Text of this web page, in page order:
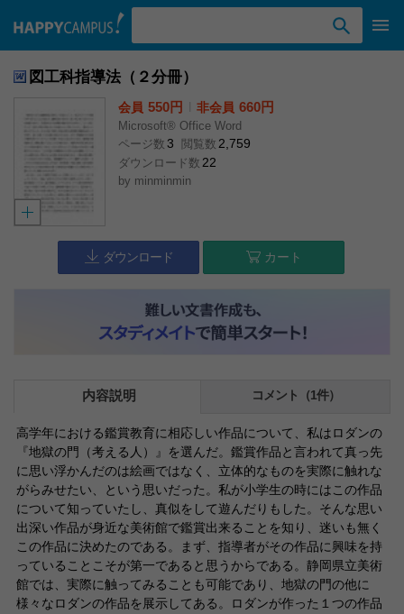
図工科指導法（２分冊）
会員 550円 非会員 660円
Microsoft® Office Word
ページ数 3 閲覧数 2,759
ダウンロード数 22
by minminmin
ダウンロード カート
内容説明 コメント（1件）
高学年における鑑賞教育に相応しい作品について、私はロダンの
『地獄の門（考える人）』を選んだ。鑑賞作品と言われて真っ先
に思い浮かんだのは絵画ではなく、立体的なものを実際に触れな
がらみせたい、という思いだった。私が小学生の時にはこの作品
について知っていたし、真似をして遊んだりもした。そんな思い
出深い作品が身近な美術館で鑑賞出来ることを知り、迷いも無く
この作品に決めたのである。まず、指導者がその作品に興味を持
っていることこそが第一であると思うからである。静岡県立美術
館では、実際に触ってみることも可能であり、地獄の門の他に
様々なロダンの作品を展示してある。ロダンが作った１つの作品